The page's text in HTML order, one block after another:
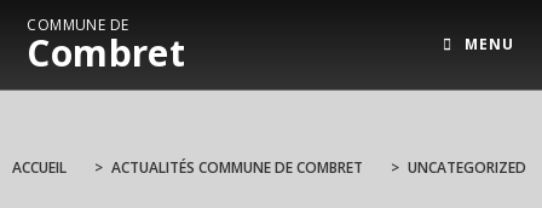
COMMUNE DE
Combret MENU
ACCUEIL > ACTUALITÉS COMMUNE DE COMBRET > UNCATEGORIZED